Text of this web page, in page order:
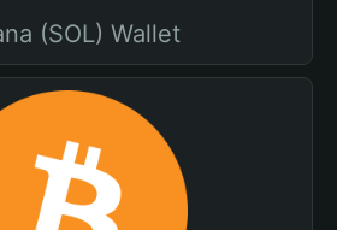
(SOL) Wallet